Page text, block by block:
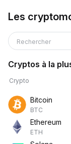
Les
Rechercher
Cryptos à la
Crypto
Bitcoin
BTC
Ethereum
ETH